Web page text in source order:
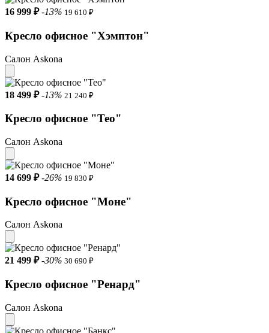
16 999 ₽ -13% 19 610 ₽
Кресло офисное "Хэмптон"
Салон Askona
18 499 ₽ -13% 21 240 ₽
Кресло офисное "Тео"
Салон Askona
14 699 ₽ -26% 19 830 ₽
Кресло офисное "Моне"
Салон Askona
21 499 ₽ -30% 30 690 ₽
Кресло офисное "Ренард"
Салон Askona